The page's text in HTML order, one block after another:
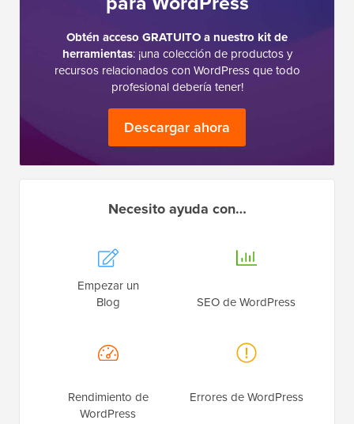
Obtén acceso GRATUITO a nuestro kit de
herramientas: ¡una colección de productos y
recursos relacionados con WordPress que todo
profesional debería tener!
Descargar ahora
Necesito ayuda con…
Empezar un
Blog
SEO de WordPress
Rendimiento de
WordPress
Errores de WordPress